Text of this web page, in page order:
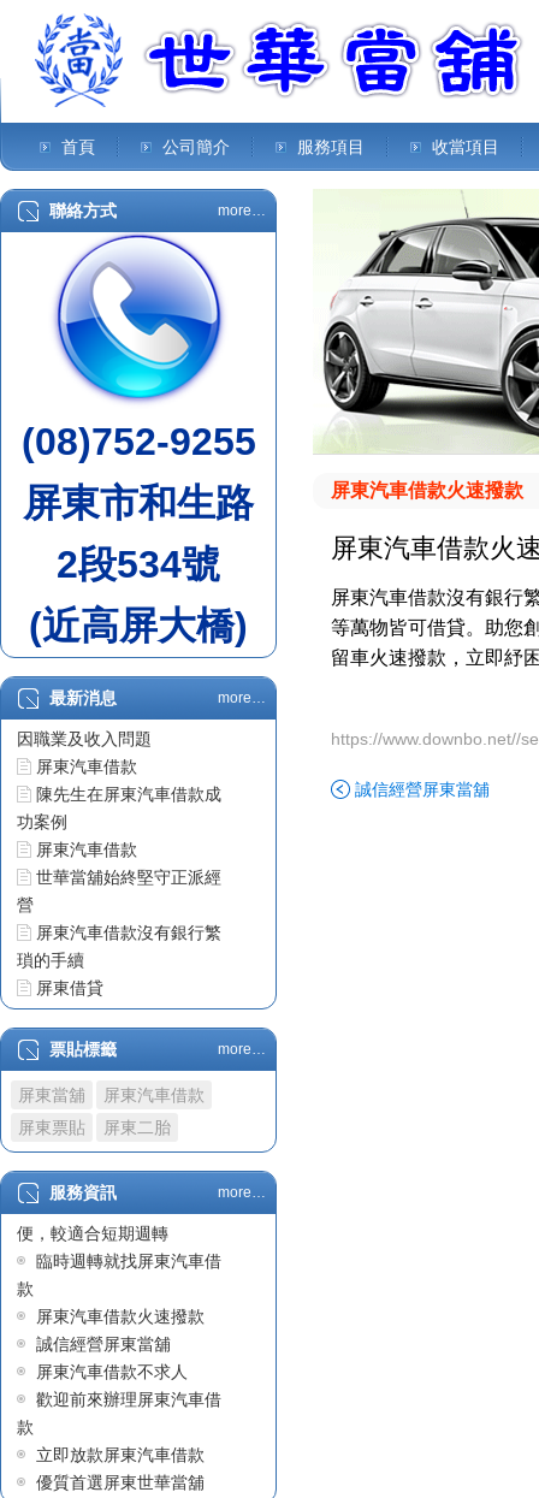
首頁 公司簡介 服務項目 收當項目
聯絡方式 more…
(08)752-9255
屏東市和生路
2段534號
(近高屏大橋)
最新消息 more…
屏東汽車借款車貸不過原
因職業及收入問題
屏東汽車借款
陳先生在屏東汽車借款成
功案例
屏東汽車借款
世華當舖始終堅守正派經
營
屏東汽車借款沒有銀行繁
瑣的手續
屏東借貸
票貼利息
屏東借錢
屏東汽車借款
政府立案屏東當舖
屏東汽車借款車貸不過原
因職業及收入問題
屏東汽車借款
陳先生在屏東汽車借款成
功案例
屏東汽車借款
營
屏東汽車借款沒有銀行繁
瑣的手續
屏東借貸
屏東借錢
屏東汽車借款
票貼標籤 more…
屏東當舖
屏東汽車借款
屏東票貼
屏東二胎
服務資訊 more…
屏東汽車借款因快速且方
便，較適合短期週轉
臨時週轉就找屏東汽車借
款
屏東汽車借款火速撥款
誠信經營屏東當舖
屏東汽車借款不求人
歡迎前來辦理屏東汽車借
款
立即放款屏東汽車借款
優質首選屏東世華當舖
屏東汽車借款火速撥款
屏東汽車借款火
屏東汽車借款沒有銀行
等萬物皆可借貸。助您
留車火速撥款，立即紓
https://www.downbo.net//
誠信經營屏東當舖